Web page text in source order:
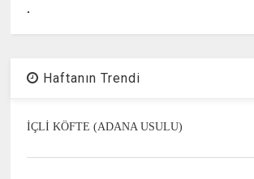
.
Haftanın Trendi
İÇLİ KÖFTE (ADANA USULU)